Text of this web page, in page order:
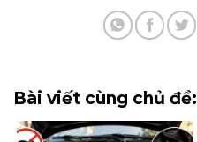
Bài viết cùng chủ đề: